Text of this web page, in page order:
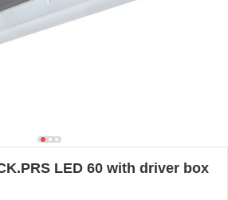
LED 60 with driver box